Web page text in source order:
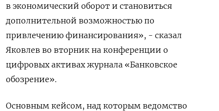
в экономический оборот и становиться
дополнительной возможностью по
привлечению финансирования», - сказал
Яковлев во ​вторник на конференции о
цифровых активах журнала «Банковское
обозрение».
Основным кейсом, над которым ведомство